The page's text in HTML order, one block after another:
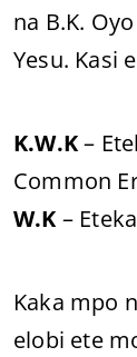
na B.K.
Yesu. Kasi
K.W.K–
Common
W.K –
Kaka mpo
elobi ete